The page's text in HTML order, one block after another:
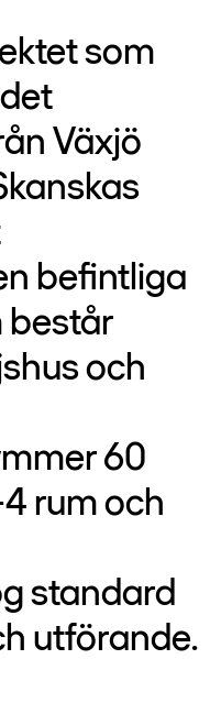
som
Växjö
befintliga
består
och
60
rum och
standard
utförande.